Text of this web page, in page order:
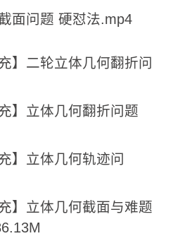
面问题 硬怼法.mp4
二轮立体几何翻折问
立体几何翻折问题
立体几何轨迹问
立体几何截面与难题